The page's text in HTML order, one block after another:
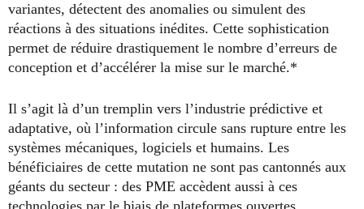
variantes, détectent des anomalies ou simulent des
réactions à des situations inédites. Cette sophistication
permet de réduire drastiquement le nombre d’erreurs de
conception et d’accélérer la mise sur le marché.*
Il s’agit là d’un tremplin vers l’industrie prédictive et
adaptative, où l’information circule sans rupture entre les
systèmes mécaniques, logiciels et humains. Les
bénéficiaires de cette mutation ne sont pas cantonnés aux
géants du secteur : des PME accèdent aussi à ces